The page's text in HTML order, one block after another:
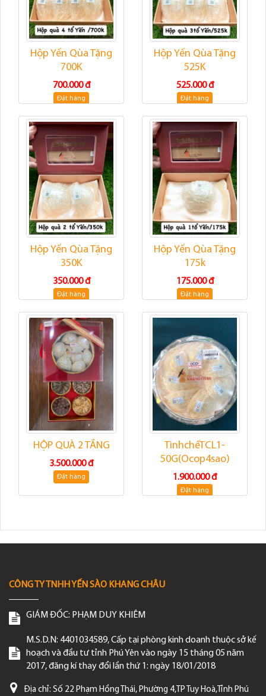
Hộp Yến Qùa Tặng
700K
700.000 đ
Đặt hàng
Hộp Yến Qùa Tặng
525K
525.000 đ
Đặt hàng
Hộp Yến Qùa Tặng
350K
350.000 đ
Đặt hàng
Hộp Yến Qùa Tặng
175k
175.000 đ
Đặt hàng
HỘP QUÀ 2 TẦNG
3.500.000 đ
Đặt hàng
TinhchếTCL1-
50G(Ocop4sao)
1.900.000 đ
Đặt hàng
CÔNG TY TNHH YẾN SÀO KHANG CHÂU
GIÁM ĐỐC: PHẠM DUY KHIÊM
M.S.D.N: 4401034589, Cấp tại phòng kinh doanh thuộc sở kế
hoạch và đầu tư tỉnh Phú Yên vào ngày 15 tháng 05 năm
2017, đăng kí thay đổi lần thứ 1: ngày 18/01/2018
Địa chỉ: Số 22 Phạm Hồng Thái, Phường 4,TP Tuy Hoà,Tỉnh Phú